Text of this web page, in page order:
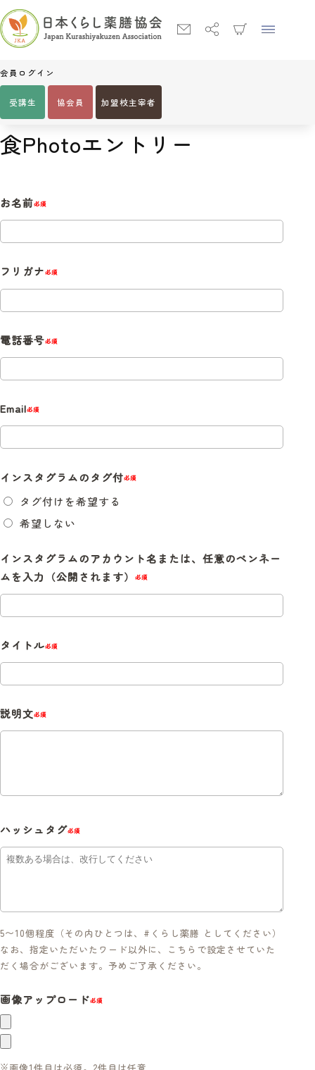
会員ログイン
受講生 協会員 加盟校主宰者
Home 食Photoエントリー
食Photoエントリー
お名前必須
フリガナ必須
電話番号必須
Email必須
インスタグラムのタグ付必須
タグ付けを希望する
希望しない
インスタグラムのアカウント名または、任意のペンネー
ムを入力（公開されます）
必須
タイトル必須
説明文必須
ハッシュタグ必須
5〜10個程度（その内ひとつは、#くらし薬膳 としてください）
なお、指定いただいたワード以外に、こちらで設定させていた
だく場合がございます。予めご了承ください。
画像アップロード必須